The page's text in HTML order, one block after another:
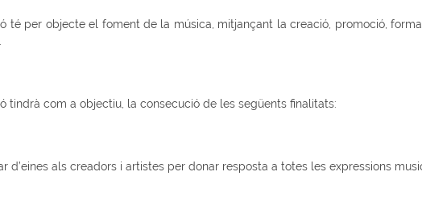
té per objecte el foment de la música, mitjançant la creació, promoció,
tindrà com a objectiu, la consecució de les següents finalitats:
als creadors i artistes per donar resposta a totes les expressions